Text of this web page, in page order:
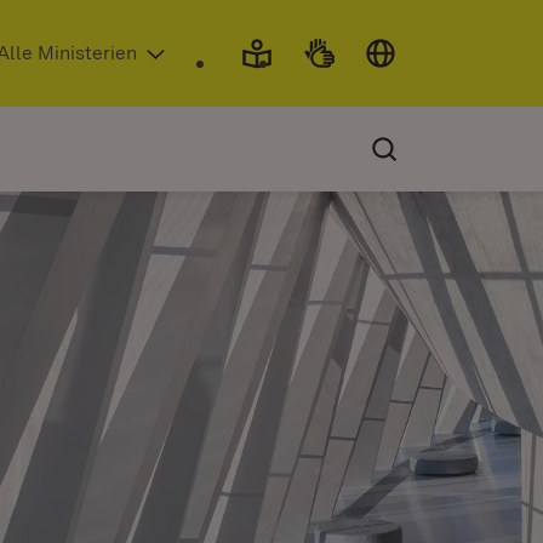
neuem Fenster)
Ministerien